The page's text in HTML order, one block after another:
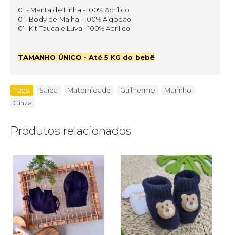
01 - Manta de Linha - 100% Acrílico
01- Body de Malha - 100% Algodão
01- Kit Touca e Luva - 100% Acrílico
TAMANHO ÚNICO - Até 5 KG do bebê
Tags: Saída Maternidade Guilherme Marinho
Cinza
Produtos relacionados